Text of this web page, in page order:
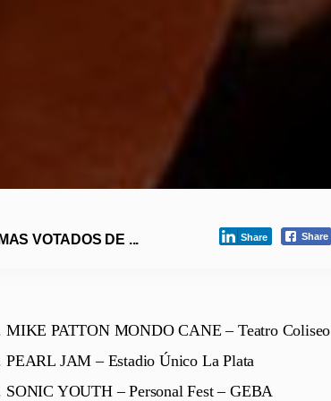
VOTADOS DE ... Share
Share
MIKE PATTON MONDO CANE – Teatro Coliseo
PEARL JAM – Estadio Único La Plata
SONIC YOUTH – Personal Fest – GEBA